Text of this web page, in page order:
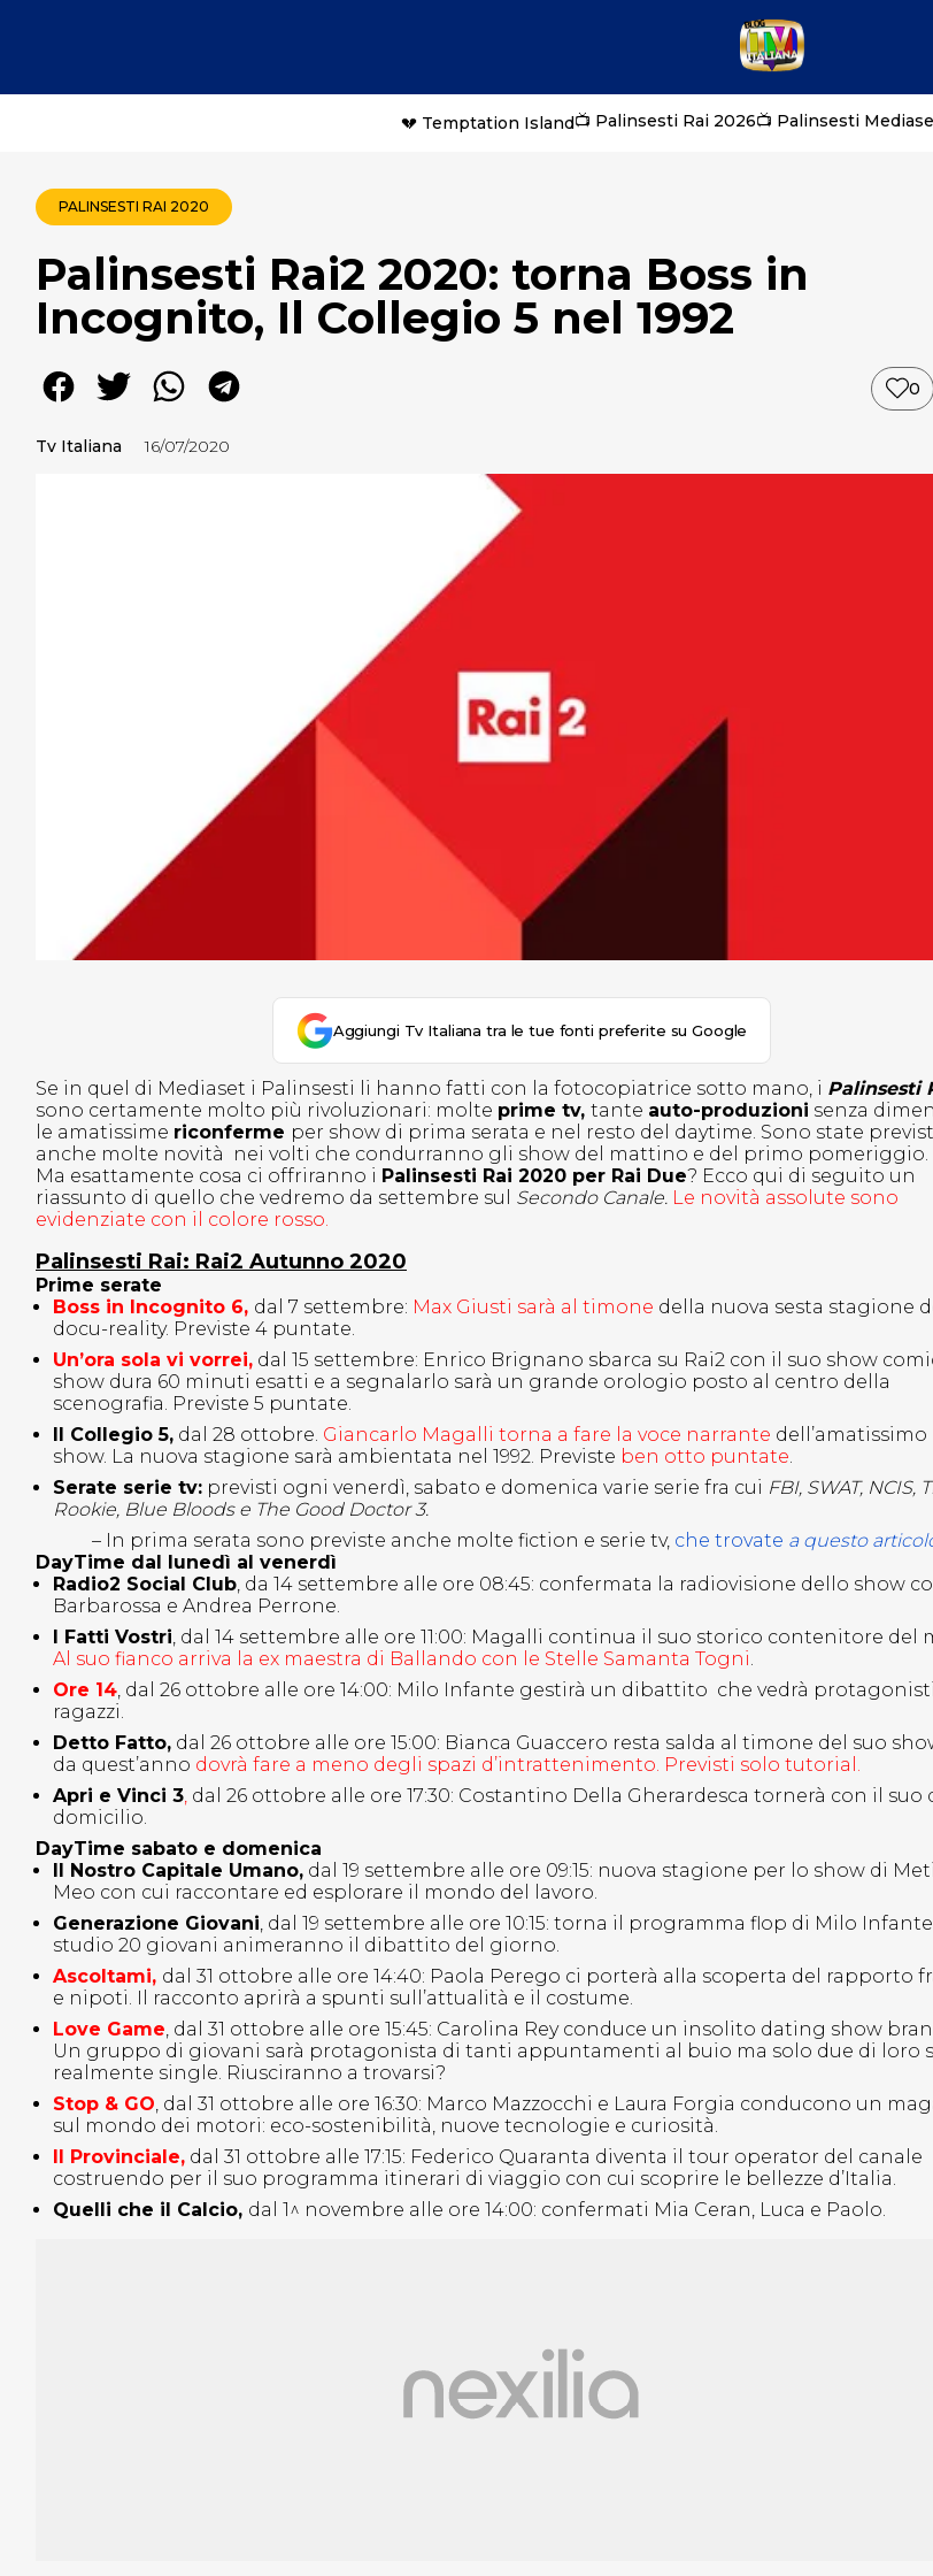
💔 Temptation Island📺 Palinsesti Rai 2026📺 Palinsesti
PALINSESTI RAI 2020
Palinsesti Rai2 2020: torna Boss in
Incognito, Il Collegio 5 nel 1992
0
Tv Italiana 16/07/2020
Aggiungi Tv Italiana tra le tue fonti preferite su Google
Se in quel di Mediaset i Palinsesti li hanno fatti con la fotocopiatrice sotto mano, i Palinsesti
sono certamente molto più rivoluzionari: molte prime tv, tante auto-produzioni senza
le amatissime riconferme per show di prima serata e nel resto del daytime. Sono state
anche molte novità nei volti che condurranno gli show del mattino e del primo pomeriggio.
Ma esattamente cosa ci offriranno i Palinsesti Rai 2020 per Rai Due? Ecco qui di seguito un
riassunto di quello che vedremo da settembre sul Secondo Canale. Le novità assolute sono
evidenziate con il colore rosso.
Palinsesti Rai: Rai2 Autunno 2020
Prime serate
Boss in Incognito 6, dal 7 settembre: Max Giusti sarà al timone della nuova sesta stagione
docu-reality. Previste 4 puntate.
Un’ora sola vi vorrei, dal 15 settembre: Enrico Brignano sbarca su Rai2 con il suo show
show dura 60 minuti esatti e a segnalarlo sarà un grande orologio posto al centro della
scenografia. Previste 5 puntate.
Il Collegio 5, dal 28 ottobre. Giancarlo Magalli torna a fare la voce narrante dell’amatissimo
show. La nuova stagione sarà ambientata nel 1992. Previste ben otto puntate.
Serate serie tv: previsti ogni venerdì, sabato e domenica varie serie fra cui FBI, SWAT, NCIS,
Rookie, Blue Bloods e The Good Doctor 3.
– In prima serata sono previste anche molte fiction e serie tv, che trovate a questo
DayTime dal lunedì al venerdì
Radio2 Social Club, da 14 settembre alle ore 08:45: confermata la radiovisione dello show
Barbarossa e Andrea Perrone.
I Fatti Vostri, dal 14 settembre alle ore 11:00: Magalli continua il suo storico contenitore del
Al suo fianco arriva la ex maestra di Ballando con le Stelle Samanta Togni.
Ore 14, dal 26 ottobre alle ore 14:00: Milo Infante gestirà un dibattito che vedrà protagonisti
ragazzi.
Detto Fatto, dal 26 ottobre alle ore 15:00: Bianca Guaccero resta salda al timone del suo
da quest’anno dovrà fare a meno degli spazi d’intrattenimento. Previsti solo tutorial.
Apri e Vinci 3, dal 26 ottobre alle ore 17:30: Costantino Della Gherardesca tornerà con il suo
domicilio.
DayTime sabato e domenica
Il Nostro Capitale Umano, dal 19 settembre alle ore 09:15: nuova stagione per lo show di
Meo con cui raccontare ed esplorare il mondo del lavoro.
Generazione Giovani, dal 19 settembre alle ore 10:15: torna il programma flop di Milo
studio 20 giovani animeranno il dibattito del giorno.
Ascoltami, dal 31 ottobre alle ore 14:40: Paola Perego ci porterà alla scoperta del rapporto
e nipoti. Il racconto aprirà a spunti sull’attualità e il costume.
Love Game, dal 31 ottobre alle ore 15:45: Carolina Rey conduce un insolito dating show
Un gruppo di giovani sarà protagonista di tanti appuntamenti al buio ma solo due di loro
realmente single. Riusciranno a trovarsi?
Stop & GO, dal 31 ottobre alle ore 16:30: Marco Mazzocchi e Laura Forgia conducono un
sul mondo dei motori: eco-sostenibilità, nuove tecnologie e curiosità.
Il Provinciale, dal 31 ottobre alle 17:15: Federico Quaranta diventa il tour operator del canale
costruendo per il suo programma itinerari di viaggio con cui scoprire le bellezze d’Italia.
Quelli che il Calcio, dal 1^ novembre alle ore 14:00: confermati Mia Ceran, Luca e Paolo.